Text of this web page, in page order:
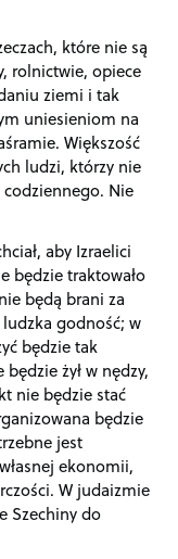
które nie są
rolnictwie, opiece
ziemi i tak
uniesieniom na
Większość
ludzi, którzy nie
Nie
aby Izraelici
będzie traktowało
będą brani za
godność; w
będzie tak
żył w nędzy,
nie będzie stać
będzie
jest
ekonomii,
W judaizmie
Szechiny do